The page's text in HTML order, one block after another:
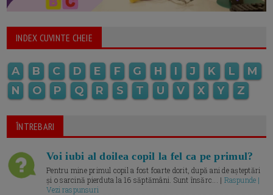
INDEX CUVINTE CHEIE
A B C D E F G H I J K L
M
N
O P Q R S T U V X Y Z
ÎNTREBARI
Voi iubi al doilea copil la fel ca pe primul?
Pentru mine primul copil a fost foarte dorit, după ani de așteptări
și o sarcină pierduta la 16 săptămâni. Sunt însărc... | Raspunde |
Vezi raspunsuri